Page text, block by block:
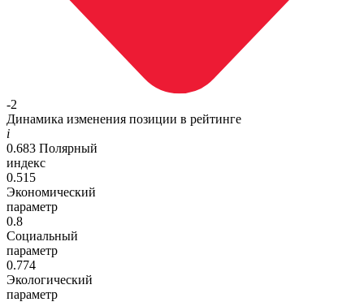
-2
Динамика изменения позиции в рейтинге
i
0.683 Полярный
индекс
0.515
Экономический
параметр
0.8
Социальный
параметр
0.774
Экологический
параметр